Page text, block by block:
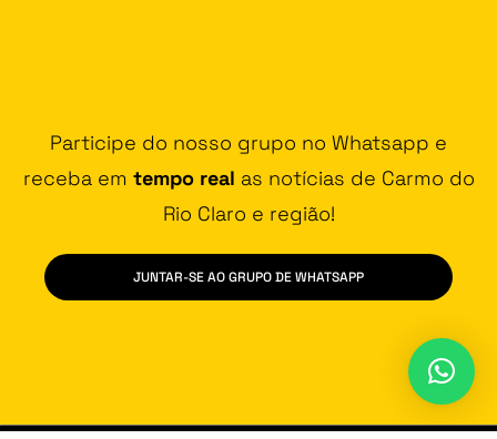
Participe do nosso grupo no Whatsapp e
receba em tempo real as notícias de Carmo do
Rio Claro e região!
JUNTAR-SE AO GRUPO DE WHATSAPP